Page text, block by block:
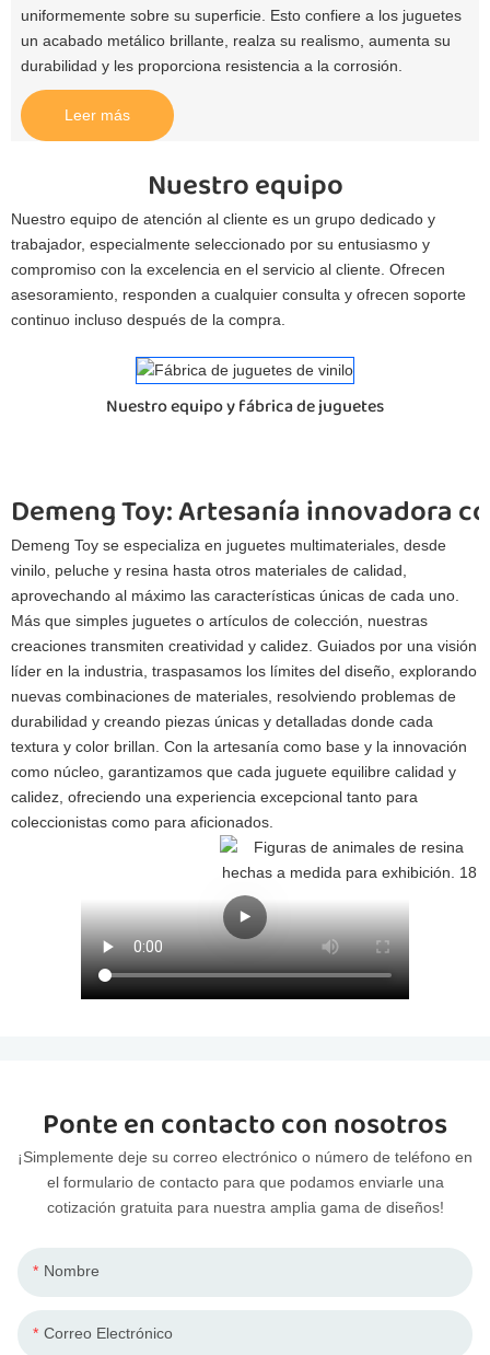
uniformemente sobre su superficie. Esto confiere a los juguetes
un acabado metálico brillante, realza su realismo, aumenta su
durabilidad y les proporciona resistencia a la corrosión.
Leer más
Nuestro equipo
Nuestro equipo de atención al cliente es un grupo dedicado y
trabajador, especialmente seleccionado por su entusiasmo y
compromiso con la excelencia en el servicio al cliente. Ofrecen
asesoramiento, responden a cualquier consulta y ofrecen soporte
continuo incluso después de la compra.
Nuestro equipo y fábrica de juguetes
Demeng Toy: Artesanía innovadora
Demeng Toy se especializa en juguetes multimateriales, desde
vinilo, peluche y resina hasta otros materiales de calidad,
aprovechando al máximo las características únicas de cada uno.
Más que simples juguetes o artículos de colección, nuestras
creaciones transmiten creatividad y calidez. Guiados por una visión
líder en la industria, traspasamos los límites del diseño, explorando
nuevas combinaciones de materiales, resolviendo problemas de
durabilidad y creando piezas únicas y detalladas donde cada
textura y color brillan. Con la artesanía como base y la innovación
como núcleo, garantizamos que cada juguete equilibre calidad y
calidez, ofreciendo una experiencia excepcional tanto para
coleccionistas como para aficionados.
Ponte en contacto con nosotros
¡Simplemente deje su correo electrónico o número de teléfono en
el formulario de contacto para que podamos enviarle una
cotización gratuita para nuestra amplia gama de diseños!
Nombre
Correo Electrónico